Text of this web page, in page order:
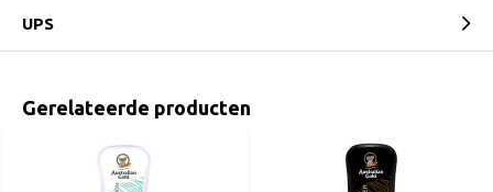
UPS
Gerelateerde producten